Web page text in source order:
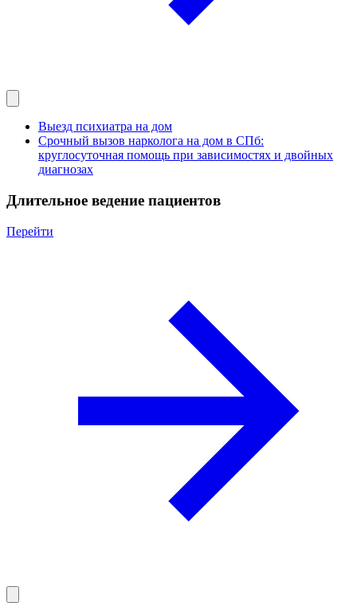
Выезд психиатра на дом
Срочный вызов нарколога на дом в СПб:
круглосуточная помощь при зависимостях и двойных
диагнозах
Длительное ведение пациентов
Перейти